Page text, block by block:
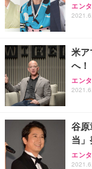
エン
米
へ！
エン
谷
当」
エン